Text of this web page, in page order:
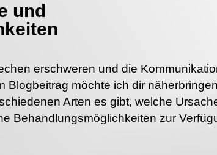
und
erschweren und die
Blogbeitrag möchte ich dir
Arten es gibt, welche
Behandlungsmöglichkeiten zur